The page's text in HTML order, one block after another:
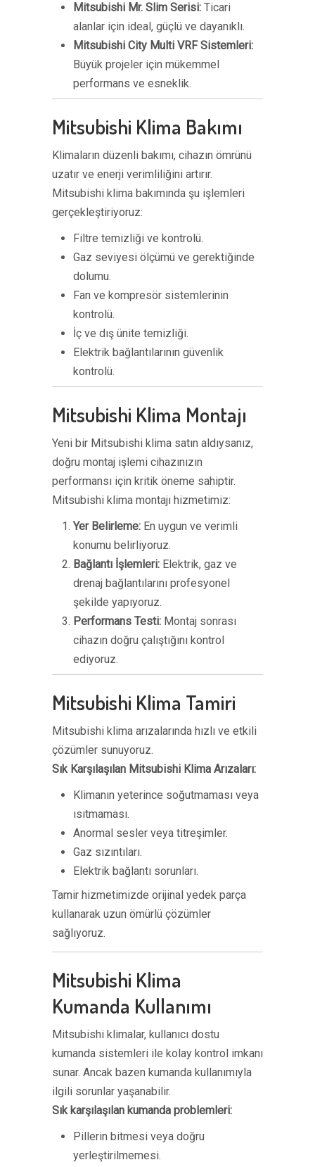
Mitsubishi Mr. Slim Serisi: Ticari
alanlar için ideal, güçlü ve dayanıklı.
Mitsubishi City Multi VRF Sistemleri:
Büyük projeler için mükemmel
performans ve esneklik.
Mitsubishi Klima Bakımı
Klimaların düzenli bakımı, cihazın ömrünü
uzatır ve enerji verimliliğini artırır.
Mitsubishi klima bakımında şu işlemleri
gerçekleştiriyoruz:
Filtre temizliği ve kontrolü.
Gaz seviyesi ölçümü ve gerektiğinde
dolumu.
Fan ve kompresör sistemlerinin
kontrolü.
İç ve dış ünite temizliği.
Elektrik bağlantılarının güvenlik
kontrolü.
Mitsubishi Klima Montajı
Yeni bir Mitsubishi klima satın aldıysanız,
doğru montaj işlemi cihazınızın
performansı için kritik öneme sahiptir.
Mitsubishi klima montajı hizmetimiz:
Yer Belirleme: En uygun ve verimli
konumu belirliyoruz.
Bağlantı İşlemleri: Elektrik, gaz ve
drenaj bağlantılarını profesyonel
şekilde yapıyoruz.
Performans Testi: Montaj sonrası
cihazın doğru çalıştığını kontrol
ediyoruz.
Mitsubishi Klima Tamiri
Mitsubishi klima arızalarında hızlı ve etkili
çözümler sunuyoruz.
Sık Karşılaşılan Mitsubishi Klima Arızaları:
Klimanın yeterince soğutmaması veya
ısıtmaması.
Anormal sesler veya titreşimler.
Gaz sızıntıları.
Elektrik bağlantı sorunları.
Tamir hizmetimizde orijinal yedek parça
kullanarak uzun ömürlü çözümler
sağlıyoruz.
Mitsubishi Klima
Kumanda Kullanımı
Mitsubishi klimalar, kullanıcı dostu
kumanda sistemleri ile kolay kontrol imkanı
sunar. Ancak bazen kumanda kullanımıyla
ilgili sorunlar yaşanabilir.
Sık karşılaşılan kumanda problemleri:
Pillerin bitmesi veya doğru
yerleştirilmemesi.